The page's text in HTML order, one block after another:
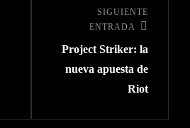
SIGUIENTE
ENTRADA
Project Striker: la
nueva apuesta de
Riot